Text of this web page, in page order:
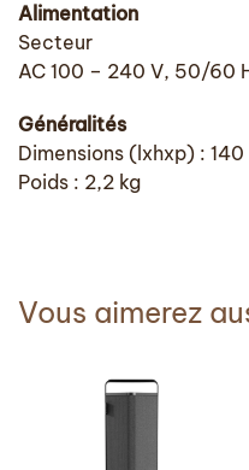
Alimentation
Secteur
AC 100 – 240 V, 50/60
Généralités
Dimensions (lxhxp) : 140
Poids : 2,2 kg
Vous aimerez